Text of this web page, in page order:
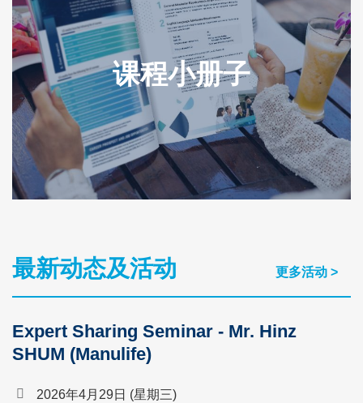
课程小册子
Text
最新动态及活动 更多活动 >
Expert Sharing Seminar - Mr. Hinz
SHUM (Manulife)
2026年4月29日 (星期三)